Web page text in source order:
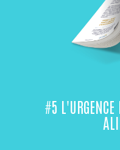
#5 L'URGENCE